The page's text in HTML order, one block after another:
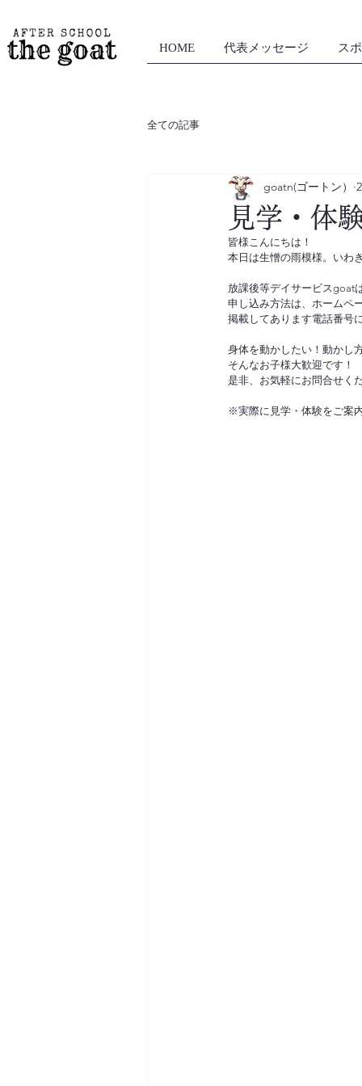
HOME 代表メッセージ ス
全ての記事
見学・体
goatn(ゴートン）
皆様こんにちは！
本日は生憎の雨模様。いわ
放課後等デイサービスgoat
申し込み方法は、ホームペ
掲載してあります電話番号
身体を動かしたい！動かし
そんなお子様大歓迎です！
是非、お気軽にお問合せく
※実際に見学・体験をご案